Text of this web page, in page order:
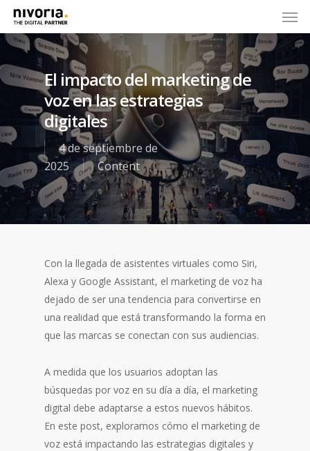
El impacto del marketing de
voz en las estrategias
digitales
4 de septiembre de
2025
Content
Con la llegada de asistentes virtuales como Siri,
Alexa y Google Assistant, el marketing de voz ha
dejado de ser una tendencia para convertirse en
una realidad que está transformando la forma en
que las marcas se conectan con sus audiencias.
A medida que los usuarios adoptan las
búsquedas por voz en su día a día, el marketing
digital debe adaptarse a estos nuevos hábitos.
En este post, exploramos cómo el marketing de
voz está impactando las estrategias digitales y